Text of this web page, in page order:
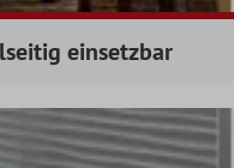
einsetzbar